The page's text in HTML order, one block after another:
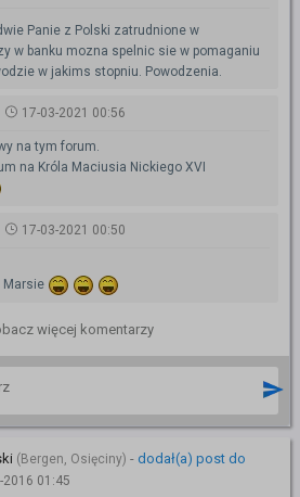
Panie z Polski zatrudnione w
w banku mozna spelnic sie w pomaganiu
w jakims stopniu. Powodzenia.
17-03-2021 00:56
na tym forum.
na Króla Maciusia Nickiego XVI
17-03-2021 00:50
Marsie
więcej komentarzy
(Bergen, Osięciny) - dodał(a) post do
2016 01:45